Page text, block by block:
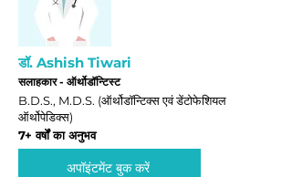
डॉ. Ashish Tiwari
सलाहकार - ऑर्थोडॉन्टिस्ट
B.D.S., M.D.S. (ऑर्थोडॉन्टिक्स एवं डेंटोफेशियल
ऑर्थोपेडिक्स)
7+ वर्षों का अनुभव
अपॉइंटमेंट बुक करें